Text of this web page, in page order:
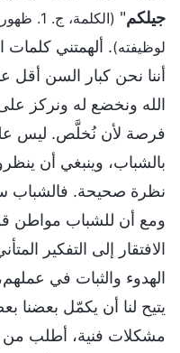
جيلكم"
لوظيفته). ألهمتني كلمات
أننا نحن كبار السن أقل
الله ونخضع له ونركز
فرصة لأن نُخلَّص. ليس
بالشباب، وينبغي أن
نظرة صحيحة. فالشباب
ومع أن للشباب مواطن
الافتقار إلى التفكير
الهدوء والثبات في
يتيح لنا أن يكمّل بعضنا
مشكلات فنية، أطلب من